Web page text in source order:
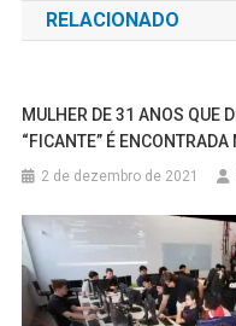
Post
RELACIONADO
MULHER DE 31 ANOS QUE
“FICANTE” É ENCONTRADA
2 de dezembro de 2021